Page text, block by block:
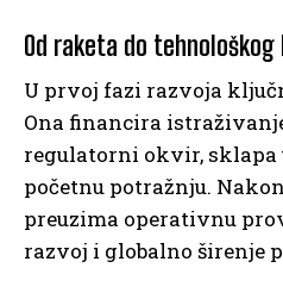
Od raketa do
U prvoj fazi razvoja
Ona financira
regulatorni okvir, sklapa
početnu potražnju.
preuzima operativnu
razvoj i globalno širenje